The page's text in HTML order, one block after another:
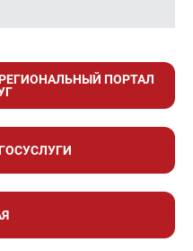
ПОРТАЛ